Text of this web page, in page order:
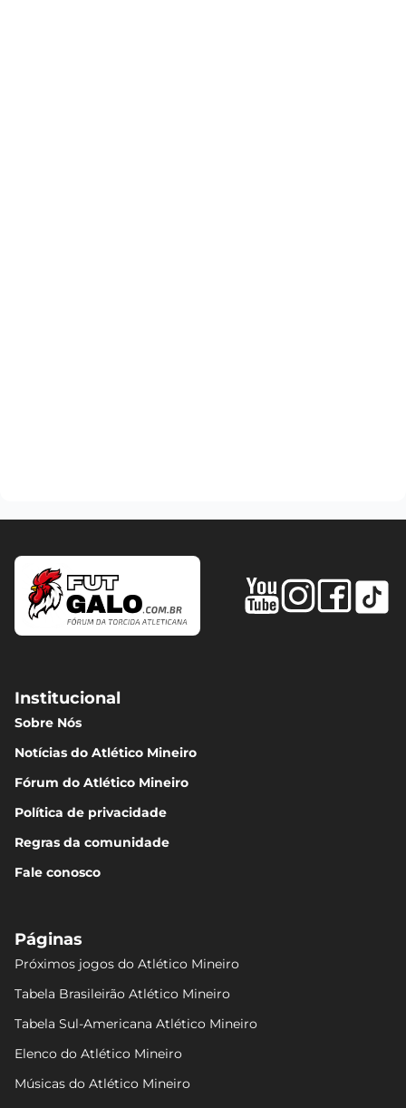
Institucional
Sobre Nós
Notícias do Atlético Mineiro
Fórum do Atlético Mineiro
Política de privacidade
Regras da comunidade
Fale conosco
Páginas
Próximos jogos do Atlético Mineiro
Tabela Brasileirão Atlético Mineiro
Tabela Sul-Americana Atlético Mineiro
Elenco do Atlético Mineiro
Músicas do Atlético Mineiro